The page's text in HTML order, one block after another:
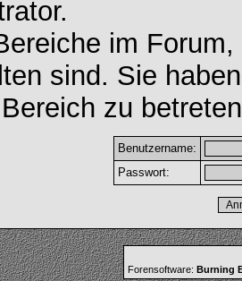
im
sind. Sie
zu
Benutzername:
Passwort:
Forensoftware: Burning